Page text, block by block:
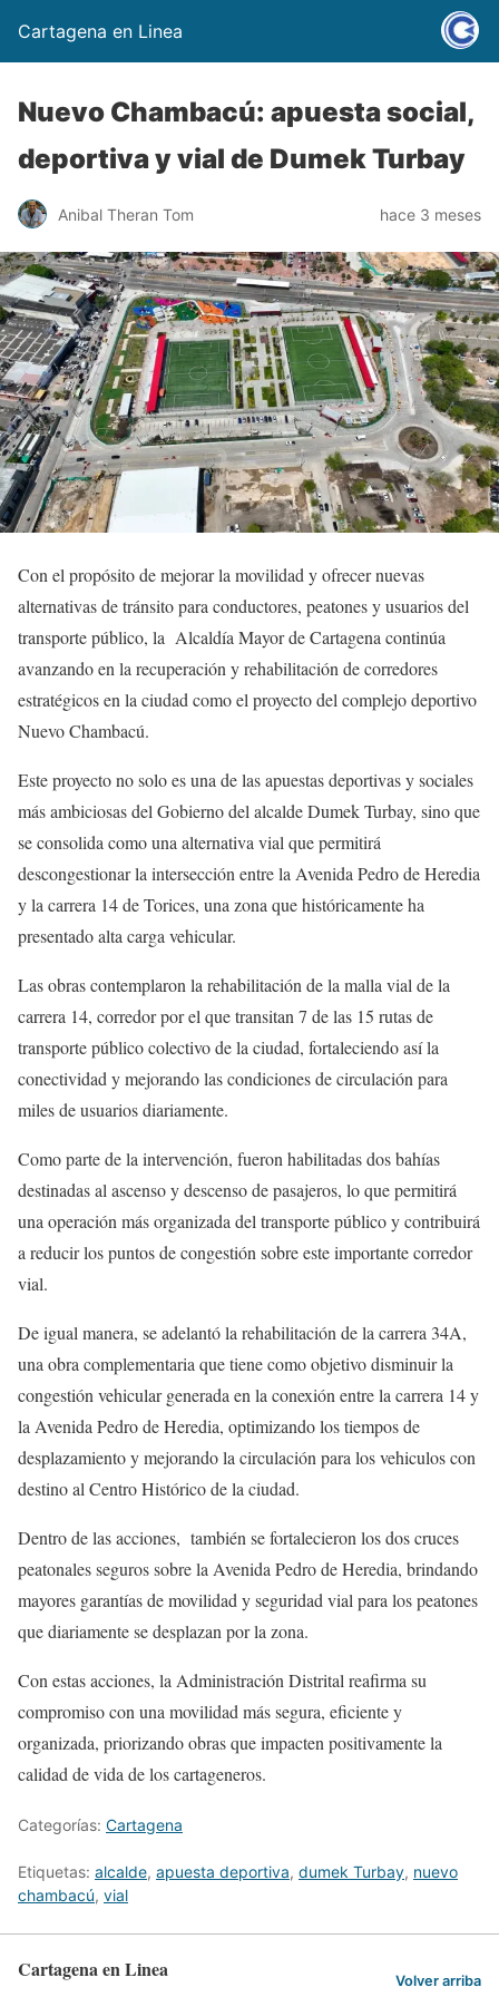
Cartagena en Linea
Nuevo Chambacú: apuesta social,
deportiva y vial de Dumek Turbay
Anibal Theran Tom hace 3 meses
Con el propósito de mejorar la movilidad y ofrecer nuevas
alternativas de tránsito para conductores, peatones y usuarios del
transporte público, la Alcaldía Mayor de Cartagena continúa
avanzando en la recuperación y rehabilitación de corredores
estratégicos en la ciudad como el proyecto del complejo deportivo
Nuevo Chambacú.
Este proyecto no solo es una de las apuestas deportivas y sociales
más ambiciosas del Gobierno del alcalde Dumek Turbay, sino que
se consolida como una alternativa vial que permitirá
descongestionar la intersección entre la Avenida Pedro de Heredia
y la carrera 14 de Torices, una zona que históricamente ha
presentado alta carga vehicular.
Las obras contemplaron la rehabilitación de la malla vial de la
carrera 14, corredor por el que transitan 7 de las 15 rutas de
transporte público colectivo de la ciudad, fortaleciendo así la
conectividad y mejorando las condiciones de circulación para
miles de usuarios diariamente.
Como parte de la intervención, fueron habilitadas dos bahías
destinadas al ascenso y descenso de pasajeros, lo que permitirá
una operación más organizada del transporte público y contribuirá
a reducir los puntos de congestión sobre este importante corredor
vial.
De igual manera, se adelantó la rehabilitación de la carrera 34A,
una obra complementaria que tiene como objetivo disminuir la
congestión vehicular generada en la conexión entre la carrera 14 y
la Avenida Pedro de Heredia, optimizando los tiempos de
desplazamiento y mejorando la circulación para los vehiculos con
destino al Centro Histórico de la ciudad.
Dentro de las acciones, también se fortalecieron los dos cruces
peatonales seguros sobre la Avenida Pedro de Heredia, brindando
mayores garantías de movilidad y seguridad vial para los peatones
que diariamente se desplazan por la zona.
Con estas acciones, la Administración Distrital reafirma su
compromiso con una movilidad más segura, eficiente y
organizada, priorizando obras que impacten positivamente la
calidad de vida de los cartageneros.
Categorías: Cartagena
Etiquetas: alcalde, apuesta deportiva, dumek Turbay, nuevo
chambacú, vial
Cartagena en Linea Volver arriba